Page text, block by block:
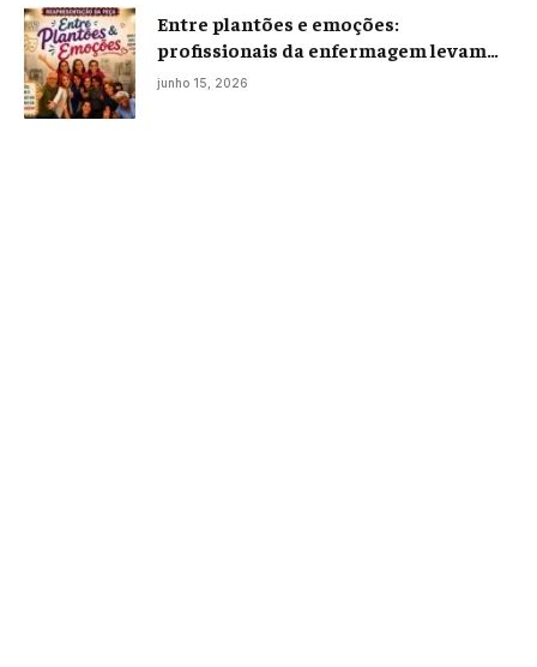
Entre plantões e emoções:
profissionais da enfermagem levam
histórias reais ao palco em Campos
junho 15, 2026